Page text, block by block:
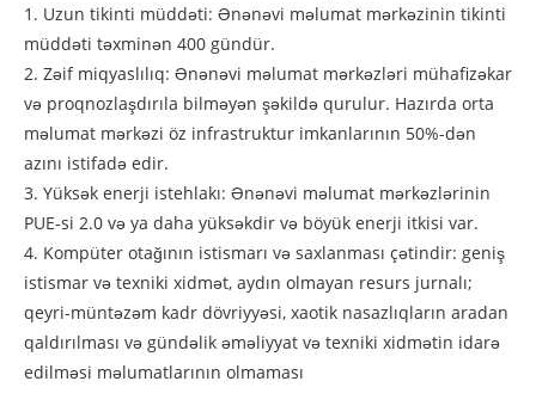
1. Uzun tikinti müddəti: Ənənəvi məlumat mərkəzinin tikinti
müddəti təxminən 400 gündür.
2. Zəif miqyaslılıq: Ənənəvi məlumat mərkəzləri mühafizəkar
və proqnozlaşdırıla bilməyən şəkildə qurulur. Hazırda orta
məlumat mərkəzi öz infrastruktur imkanlarının 50%-dən
azını istifadə edir.
3. Yüksək enerji istehlakı: Ənənəvi məlumat mərkəzlərinin
PUE-si 2.0 və ya daha yüksəkdir və böyük enerji itkisi var.
4. Kompüter otağının istismarı və saxlanması çətindir: geniş
istismar və texniki xidmət, aydın olmayan resurs jurnalı;
qeyri-müntəzəm kadr dövriyyəsi, xaotik nasazlıqların aradan
qaldırılması və gündəlik əməliyyat və texniki xidmətin idarə
edilməsi məlumatlarının olmaması